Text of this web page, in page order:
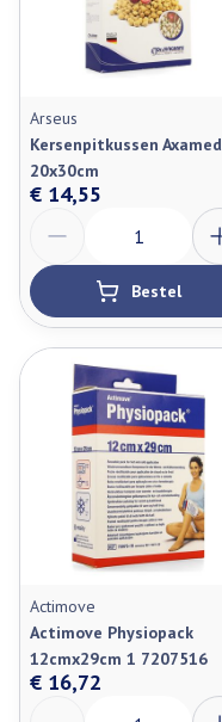
Arseus
Kersenpitkussen Axamed
20x30cm
€ 14,55
Bestel
Actimove
Actimove Physiopack
12cmx29cm 1 7207516
€ 16,72